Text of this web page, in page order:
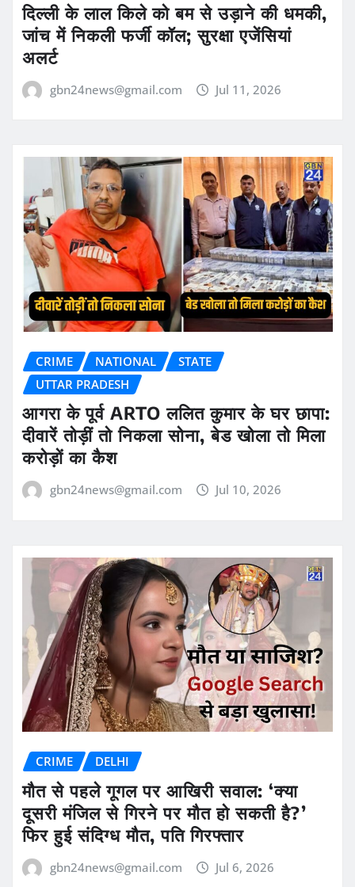
दिल्ली के लाल किले को बम से उड़ाने की धमकी,
जांच में निकली फर्जी कॉल; सुरक्षा एजेंसियां
अलर्ट
gbn24news@gmail.com Jul 11, 2026
CRIME NATIONAL
STATE
UTTAR PRADESH
आगरा के पूर्व ARTO ललित कुमार के घर छापा:
दीवारें तोड़ीं तो निकला सोना, बेड खोला तो मिला
करोड़ों का कैश
gbn24news@gmail.com Jul 10, 2026
CRIME DELHI
मौत से पहले गूगल पर आखिरी सवाल: ‘क्या
दूसरी मंजिल से गिरने पर मौत हो सकती है?’
फिर हुई संदिग्ध मौत, पति गिरफ्तार
gbn24news@gmail.com Jul 6, 2026